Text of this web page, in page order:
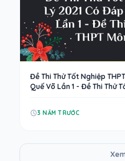
Đề Thi Thử Tốt Nghiệp
Quế Võ Lần 1 - Đề Thi Thử
3 NĂM TRƯỚC